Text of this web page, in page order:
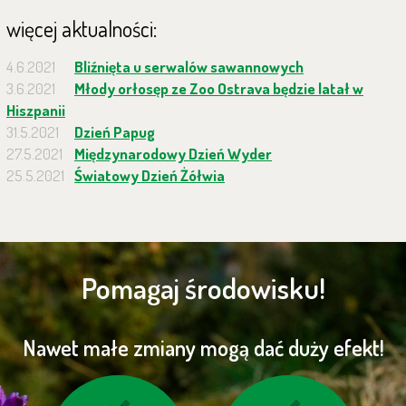
więcej aktualności:
4.6.2021
Bliźnięta u serwalów sawannowych
3.6.2021
Młody orłosęp ze Zoo Ostrava będzie latał w
Hiszpanii
31.5.2021
Dzień Papug
27.5.2021
Międzynarodowy Dzień Wyder
25.5.2021 Światowy Dzień Żółwia
Pomagaj środowisku!
Nawet małe zmiany mogą dać duży efekt!